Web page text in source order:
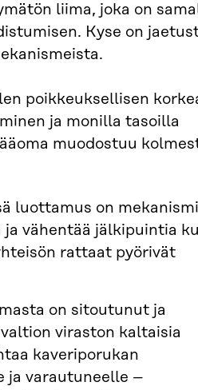
liima, joka on
Kyse on
poikkeuksellisen
ja monilla tasoilla
muodostuu
luottamus on
vähentää jälkipuintia
rattaat pyörivät
on sitoutunut ja
viraston kaltaisia
kaveriporukan
ja varautuneelle –